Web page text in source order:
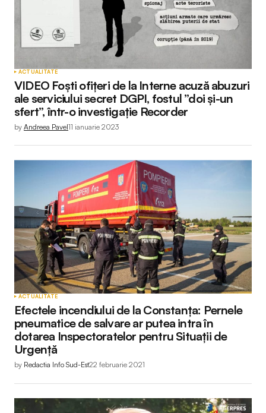
ACTUALITATE
VIDEO Foști ofițeri de la Interne acuză abuzuri
ale serviciului secret DGPI, fostul ”doi și-un
sfert”, într-o investigație Recorder
by Andreea Pavel11 ianuarie 2023
ACTUALITATE
Efectele incendiului de la Constanța: Pernele
pneumatice de salvare ar putea intra în
dotarea Inspectoratelor pentru Situații de
Urgență
by Redactia Info Sud-Est22 februarie 2021